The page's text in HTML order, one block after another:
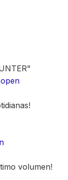
volumen!